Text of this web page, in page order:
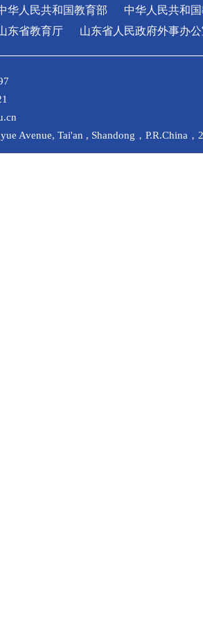
华人民共和国教育部
中华人民共和
东省教育厅
山东省人民政府外事办
Avenue, Tai'an , Shandong，P.R.China，